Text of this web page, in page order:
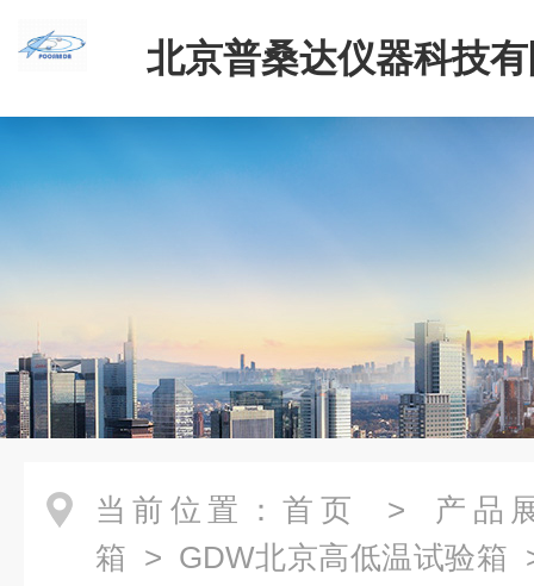
北京普桑达仪器科技
当前位置： 首页 > 产品
箱 > GDW北京高低温试验箱